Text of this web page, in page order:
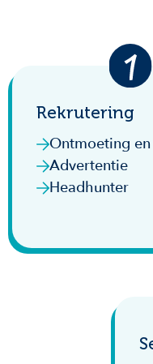
Rekrutering
Ontmoeting
Advertentie
Headhunter